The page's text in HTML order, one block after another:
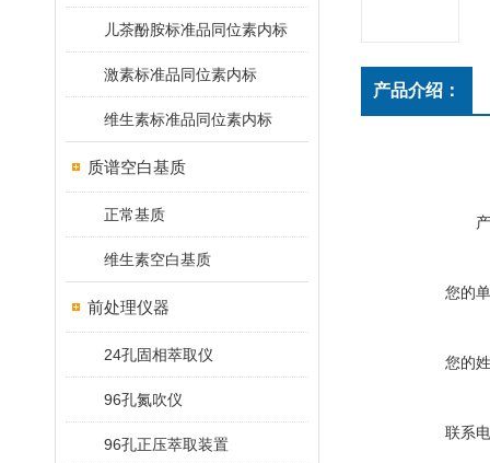
儿茶酚胺标准品同位素内标
激素标准品同位素内标
维生素标准品同位素内标
质谱空白基质
正常基质
维生素空白基质
前处理仪器
24孔固相萃取仪
96孔氮吹仪
96孔正压萃取装置
产品介绍：
您的
您的
联系